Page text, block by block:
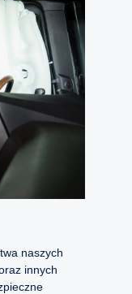
naszych
innych